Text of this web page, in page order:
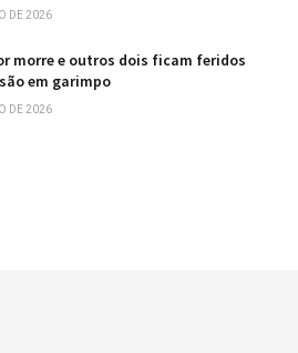
DE 2026
morre e outros dois ficam feridos
em garimpo
DE 2026